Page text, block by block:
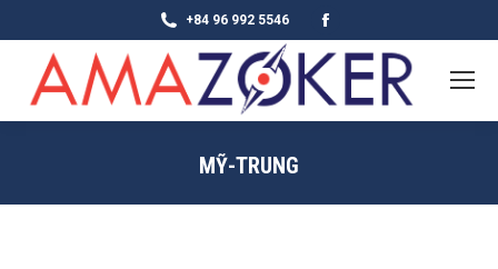
+84 96 992 5546
page
opens
in
MỸ-TRUNG